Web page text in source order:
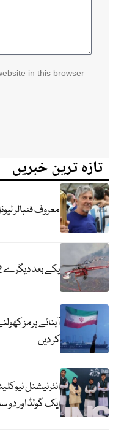
in this browser
تازہ ترین خبریں
معروف فٹبالر
یکے بعد دیگرے 2 ہیلی کاپٹر گر کر تباہ؛ متعدد ہلاکتیں
کر دیں
ایک گولڈ اور دو